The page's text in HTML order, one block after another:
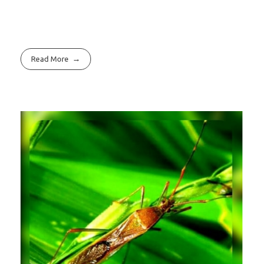
Read More